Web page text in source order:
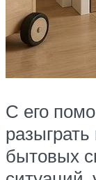
С его
бытовых